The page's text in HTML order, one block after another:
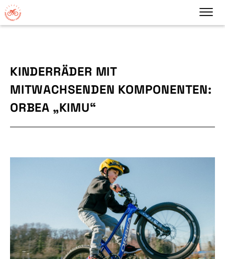
KINDERRÄDER MIT
MITWACHSENDEN KOMPONENTEN:
ORBEA „KIMU“